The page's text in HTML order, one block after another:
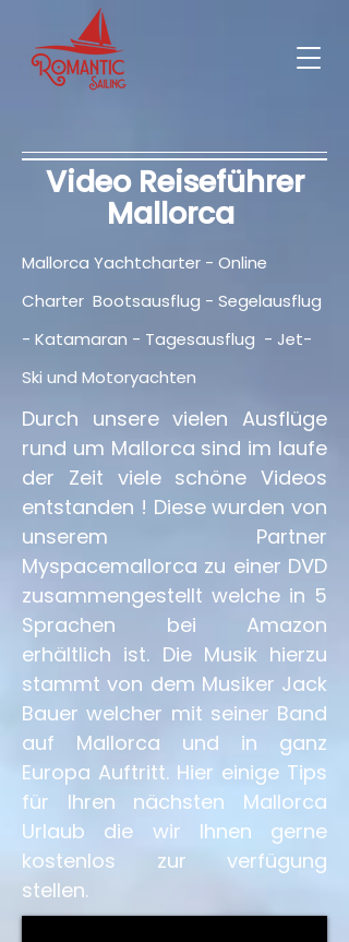
Video Reiseführer
Mallorca
Mallorca Yachtcharter - Online
Charter Bootsausflug - Segelausflug
- Katamaran - Tagesausflug - Jet-
Ski und Motoryachten
Durch unsere vielen Ausflüge
rund um Mallorca sind im laufe
der Zeit viele schöne Videos
entstanden ! Diese wurden von
unserem Partner
Myspacemallorca zu einer DVD
zusammengestellt welche in 5
Sprachen bei Amazon
erhältlich ist. Die Musik hierzu
stammt von dem Musiker Jack
Bauer welcher mit seiner Band
auf Mallorca und in ganz
Europa Auftritt. Hier einige Tips
für Ihren nächsten Mallorca
Urlaub die wir Ihnen gerne
kostenlos zur verfügung
stellen.